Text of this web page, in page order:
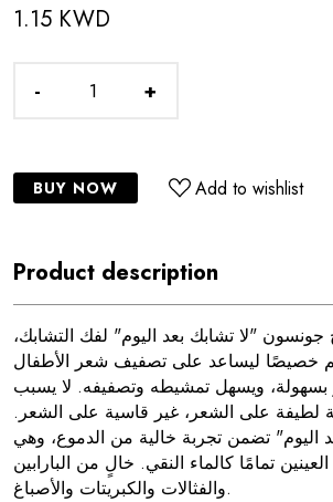
1.15 KWD
- +
BUY NOW Add to wishlist
Product description
"لا تشابك بعد اليوم" لفك التشابك،
خصيصًا ليساعد على تصفيف شعر الأطفال
بسهولة، ويسهل تمشيطه وتصفيفه. لا يسبب
لطيفة على الشعر، غير قاسية على الشعر.
اليوم" تضمن تجربة خالية من الدموع، وهي
تمامًا كالماء النقي. خالٍ من البارابين
والفثالات والكبريتات والأصباغ.